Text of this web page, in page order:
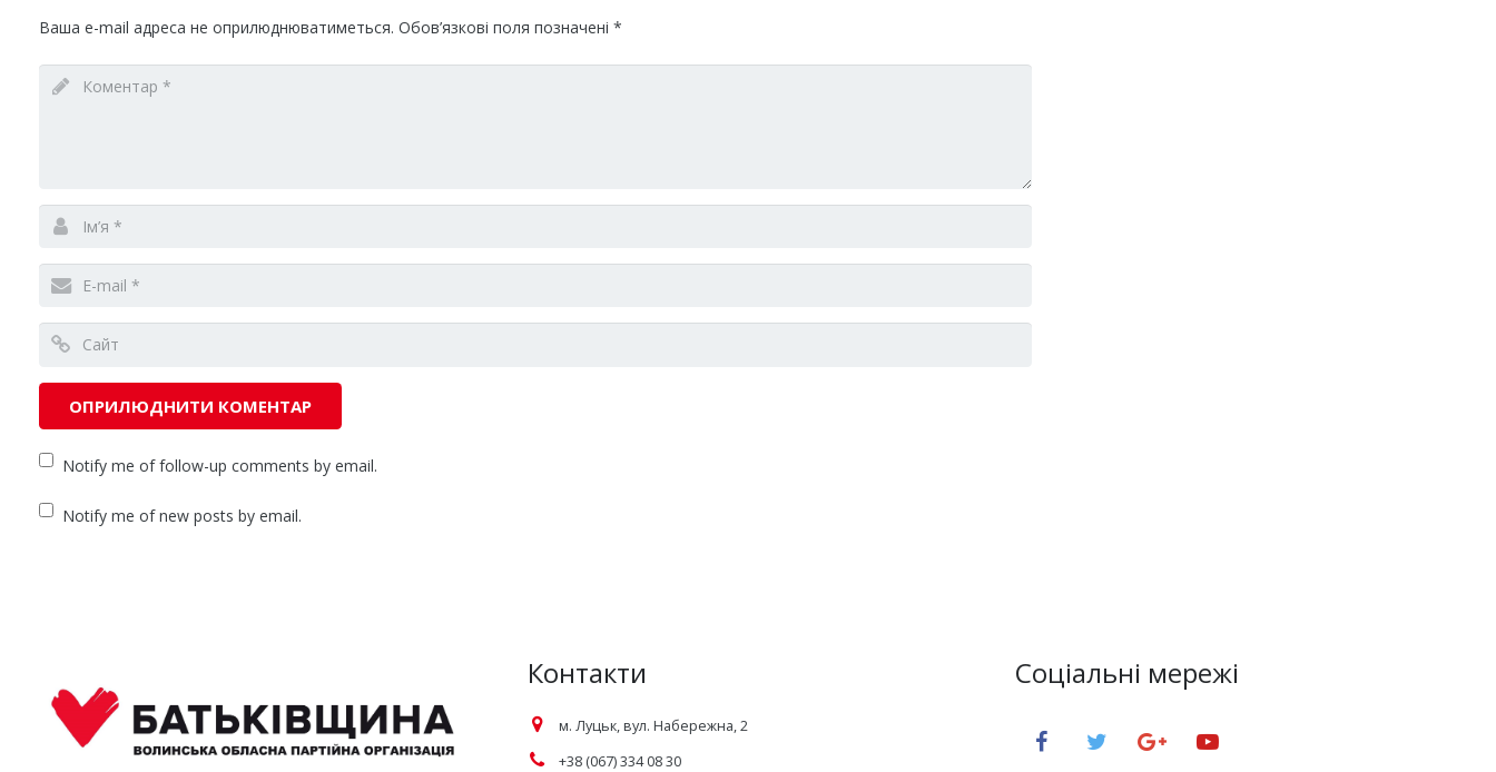
Ваша e-mail адреса не оприлюднюватиметься. Обов’язкові поля позначені *
Notify me of follow-up comments by email.
Notify me of new posts by email.
Контакти
м. Луцьк, вул. Набережна, 2
+38 (067) 334 08 30
Соціальні мережі